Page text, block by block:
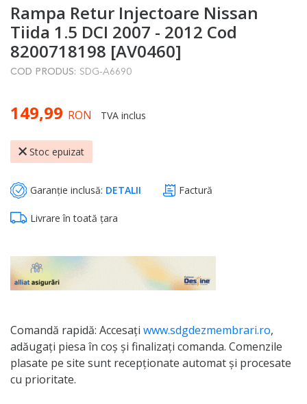
to
the
beginning
of
the
gallery
Rampa Retur Injectoare Nissan
Tiida 1.5 DCI 2007 - 2012 Cod
8200718198 [AV0460]
COD PRODUS: SDG-A6690
149,99 RON TVA inclus
Stoc epuizat
Garanție inclusă: DETALII Factură
Livrare în toată țara
Comandă rapidă: Accesați www.sdgdezmembrari.ro,
adăugați piesa în coș și finalizați comanda. Comenzile
plasate pe site sunt recepționate automat și procesate
cu prioritate.